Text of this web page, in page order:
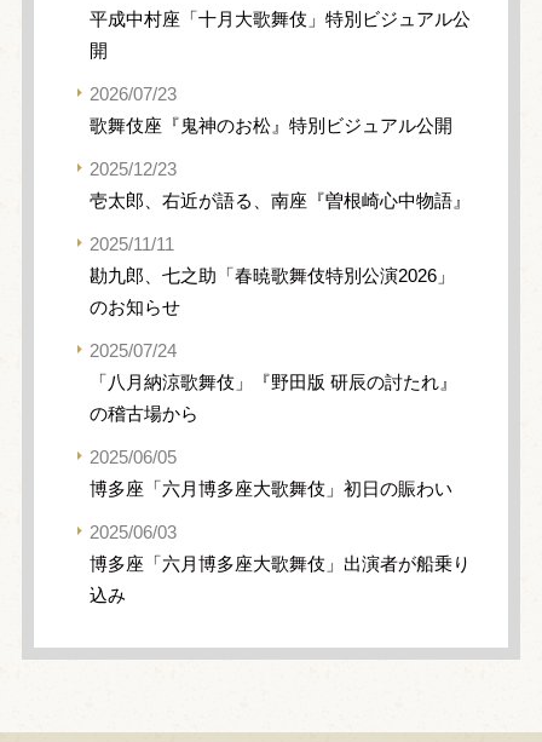
平成中村座「十月大歌舞伎」特別ビジュアル公
開
2026/07/23
歌舞伎座『鬼神のお松』特別ビジュアル公開
2025/12/23
壱太郎、右近が語る、南座『曽根崎心中物語』
2025/11/11
勘九郎、七之助「春暁歌舞伎特別公演2026」
のお知らせ
2025/07/24
「八月納涼歌舞伎」『野田版 研辰の討たれ』
の稽古場から
2025/06/05
博多座「六月博多座大歌舞伎」初日の賑わい
2025/06/03
博多座「六月博多座大歌舞伎」出演者が船乗り
込み